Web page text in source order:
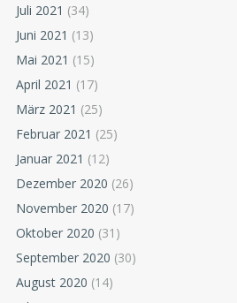
Juli 2021 (34)
Juni 2021 (13)
Mai 2021 (15)
April 2021 (17)
März 2021 (25)
Februar 2021 (25)
Januar 2021 (12)
Dezember 2020 (26)
November 2020 (17)
Oktober 2020 (31)
September 2020 (30)
August 2020 (14)